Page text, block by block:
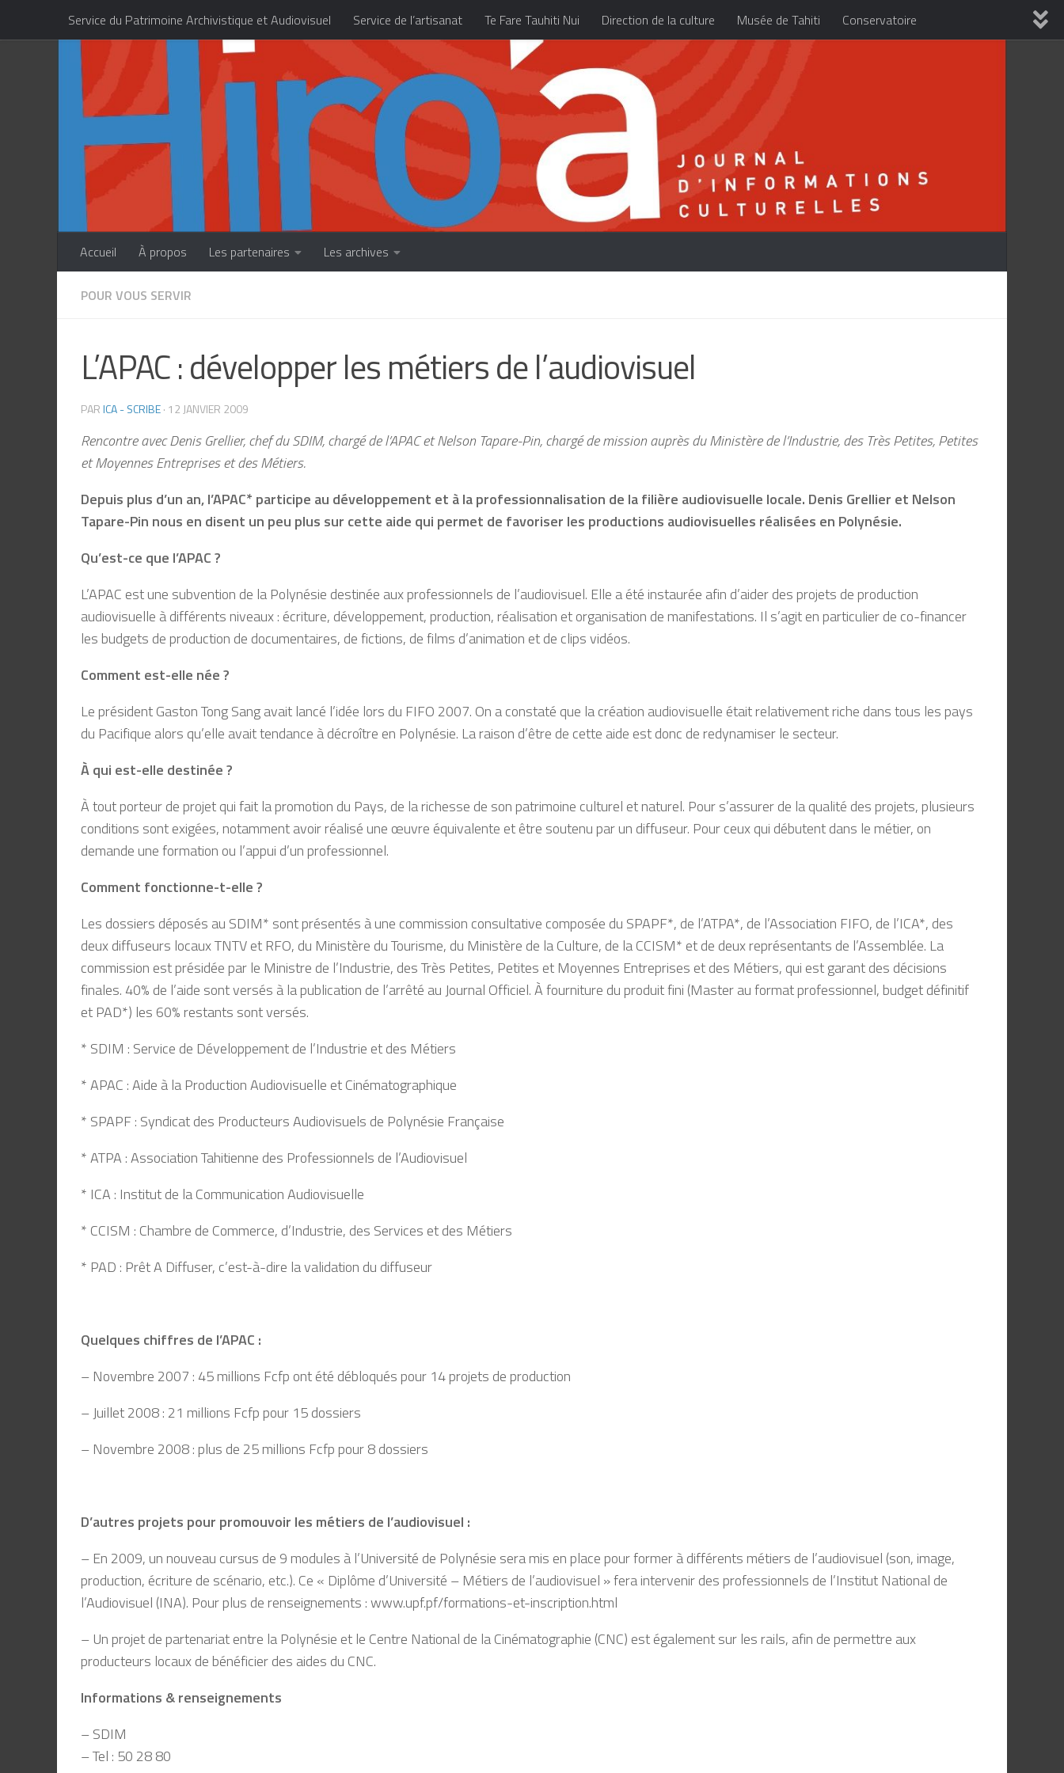
Skip to contentService du Patrimoine Archivistique et Audiovisuel Service de l’artisanat Te Fare Tauhiti Nui Direction de la culture Musée de Tahiti Conservatoire
Centre des Métiers d’Art de la Polynésie française Les archives À propos Accueil
Accueil À propos Les partenaires Les archives
POUR VOUS SERVIR
L’APAC : développer les métiers de l’audiovisuel
PARICA - SCRIBE· 12 JANVIER 2009
Rencontre avec Denis Grellier, chef du SDIM, chargé de l’APAC et Nelson Tapare-Pin, chargé de mission auprès du Ministère de l’Industrie, des Très Petites, Petites
et Moyennes Entreprises et des Métiers.
Depuis plus d’un an, l’APAC* participe au développement et à la professionnalisation de la filière audiovisuelle locale. Denis Grellier et Nelson
Tapare-Pin nous en disent un peu plus sur cette aide qui permet de favoriser les productions audiovisuelles réalisées en Polynésie.
Qu’est-ce que l’APAC ?
L’APAC est une subvention de la Polynésie destinée aux professionnels de l’audiovisuel. Elle a été instaurée afin d’aider des projets de production
audiovisuelle à différents niveaux : écriture, développement, production, réalisation et organisation de manifestations. Il s’agit en particulier de co-financer
les budgets de production de documentaires, de fictions, de films d’animation et de clips vidéos.
Comment est-elle née ?
Le président Gaston Tong Sang avait lancé l’idée lors du FIFO 2007. On a constaté que la création audiovisuelle était relativement riche dans tous les pays
du Pacifique alors qu’elle avait tendance à décroître en Polynésie. La raison d’être de cette aide est donc de redynamiser le secteur.
À qui est-elle destinée ?
À tout porteur de projet qui fait la promotion du Pays, de la richesse de son patrimoine culturel et naturel. Pour s’assurer de la qualité des projets, plusieurs
conditions sont exigées, notamment avoir réalisé une œuvre équivalente et être soutenu par un diffuseur. Pour ceux qui débutent dans le métier, on
demande une formation ou l’appui d’un professionnel.
Comment fonctionne-t-elle ?
Les dossiers déposés au SDIM* sont présentés à une commission consultative composée du SPAPF*, de l’ATPA*, de l’Association FIFO, de l’ICA*, des
deux diffuseurs locaux TNTV et RFO, du Ministère du Tourisme, du Ministère de la Culture, de la CCISM* et de deux représentants de l’Assemblée. La
commission est présidée par le Ministre de l’Industrie, des Très Petites, Petites et Moyennes Entreprises et des Métiers, qui est garant des décisions
finales. 40% de l’aide sont versés à la publication de l’arrêté au Journal Officiel. À fourniture du produit fini (Master au format professionnel, budget définitif
et PAD*) les 60% restants sont versés.
* SDIM : Service de Développement de l’Industrie et des Métiers
* APAC : Aide à la Production Audiovisuelle et Cinématographique
* SPAPF : Syndicat des Producteurs Audiovisuels de Polynésie Française
* ATPA : Association Tahitienne des Professionnels de l’Audiovisuel
* ICA : Institut de la Communication Audiovisuelle
* CCISM : Chambre de Commerce, d’Industrie, des Services et des Métiers
* PAD : Prêt A Diffuser, c’est-à-dire la validation du diffuseur
Quelques chiffres de l’APAC :
– Novembre 2007 : 45 millions Fcfp ont été débloqués pour 14 projets de production
– Juillet 2008 : 21 millions Fcfp pour 15 dossiers
– Novembre 2008 : plus de 25 millions Fcfp pour 8 dossiers
D’autres projets pour promouvoir les métiers de l’audiovisuel :
– En 2009, un nouveau cursus de 9 modules à l’Université de Polynésie sera mis en place pour former à différents métiers de l’audiovisuel (son, image,
production, écriture de scénario, etc.). Ce « Diplôme d’Université – Métiers de l’audiovisuel » fera intervenir des professionnels de l’Institut National de
l’Audiovisuel (INA). Pour plus de renseignements : www.upf.pf/formations-et-inscription.html
– Un projet de partenariat entre la Polynésie et le Centre National de la Cinématographie (CNC) est également sur les rails, afin de permettre aux
producteurs locaux de bénéficier des aides du CNC.
Informations & renseignements
– SDIM
– Tel : 50 28 80